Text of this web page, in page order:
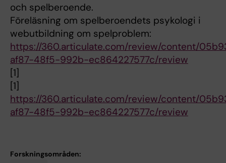
och spelberoende.
Föreläsning om spelberoendets psykologi i
webutbildning om spelproblem:
https://360.articulate.com/review/content/
af87-48f5-992b-ec864227577c/review
[1]
[1]
https://360.articulate.com/review/content/
af87-48f5-992b-ec864227577c/review
Forskningsområden: